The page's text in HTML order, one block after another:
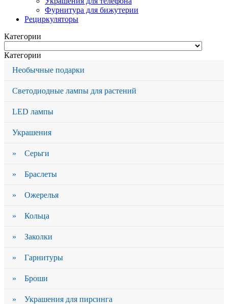
Фурнитура для бижутерии
Рециркуляторы
Категории
Категории
Необычные подарки
Светодиодные лампы для растений
LED лампы
Украшения
» Серьги
» Браслеты
» Ожерелья
» Кольца
» Заколки
» Гарнитуры
» Броши
» Украшения для пирсинга